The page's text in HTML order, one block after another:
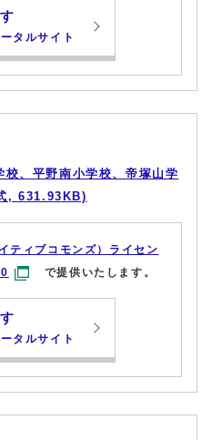
タルサイト
、平野南小学校、帝塚山学
, 631.93KB)
ティブコモンズ）ライセン
で提供いたします。
タルサイト